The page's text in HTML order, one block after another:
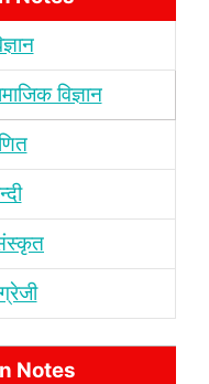
विज्ञान
Notes